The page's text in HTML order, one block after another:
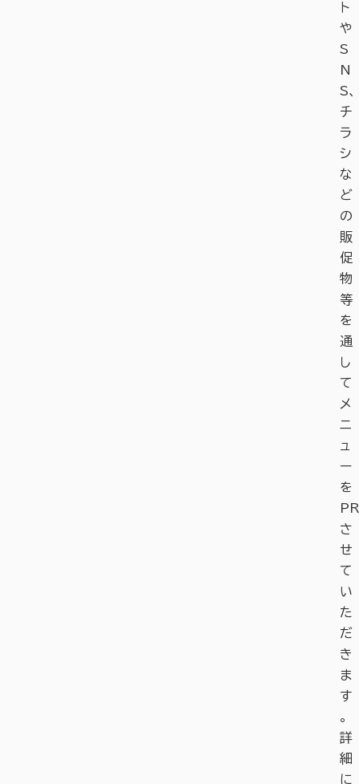
ト
や
S
N
S、
チ
ラ
シ
な
ど
の
販
促
物
等
を
通
し
て
メ
ニ
ュ
ー
を
PR
さ
せ
て
い
た
だ
き
ま
す
。
詳
細
に